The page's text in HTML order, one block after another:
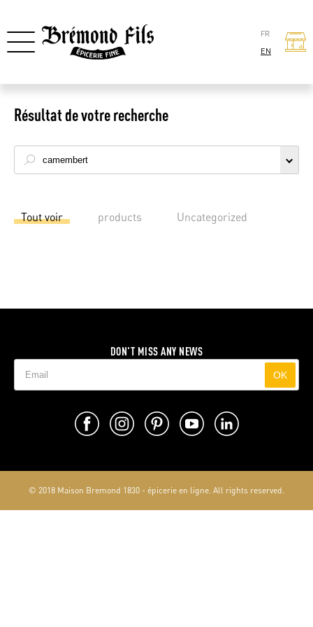
FR
EN
Résultat de votre recherche
Tout voir products Uncategorized
DON'T MISS ANY NEWS
OK
© 2018 Maison Bremond 1830 - épicerie en ligne. All rights reserved.